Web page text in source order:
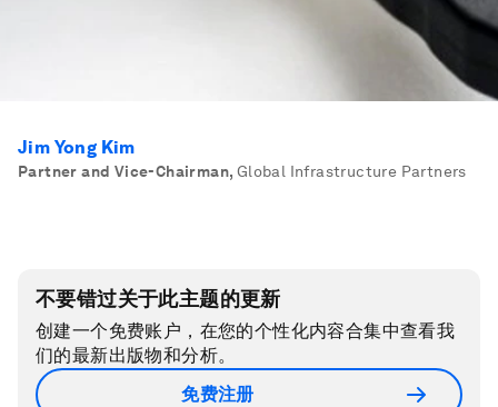
Jim Yong Kim
Partner and Vice-Chairman, Global Infrastructure Partners
不要错过关于此主题的更新
创建一个免费账户，在您的个性化内容合集中查看我
们的最新出版物和分析。
免费注册